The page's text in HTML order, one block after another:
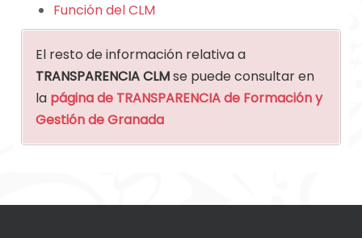
Función del CLM
El resto de información relativa a
TRANSPARENCIA CLMse puede consultar en
la página de TRANSPARENCIA de Formación y
Gestión de Granada
de